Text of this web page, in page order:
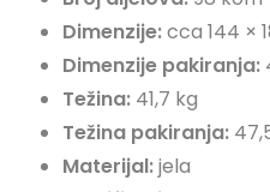
Dimenzije:cca 144 ×
Dimenzije pakiranja:
Težina: 41,7 kg
Težina pakiranja:
Materijal:jela